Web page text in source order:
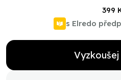
399
s Elredo